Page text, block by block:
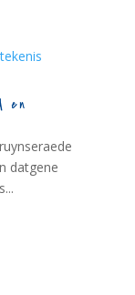
en
datgene